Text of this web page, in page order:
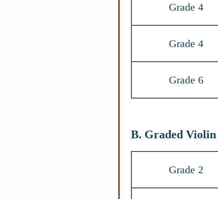
Grade 4
Grade 4
Grade 6
B. Graded Violin
Grade 2